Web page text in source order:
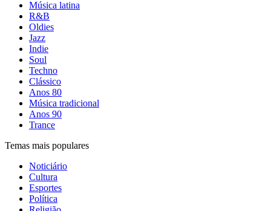
Música latina
R&B
Oldies
Jazz
Indie
Soul
Techno
Clássico
Anos 80
Música tradicional
Anos 90
Trance
Temas mais populares
Noticiário
Cultura
Esportes
Política